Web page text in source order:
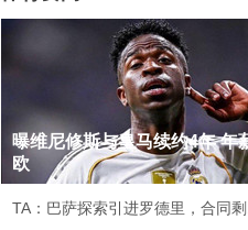
曝维尼修斯与皇马续约4年 年
欧
TA：巴萨探索引进罗德里，合同